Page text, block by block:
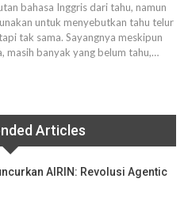
bahasa Inggris dari tahu, namun
untuk menyebutkan tahu telur
tak sama. Sayangnya meskipun
masih banyak yang belum tahu,…
Articles
AIRIN: Revolusi Agentic